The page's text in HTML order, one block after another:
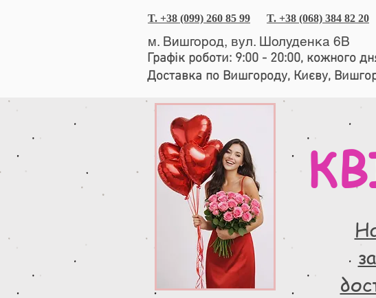
T. +38 (099) 260 85 99 T. +38 (068) 384 82 20
м. Вишгород, вул. Шолуденка 6В
Графік роботи: 9:00 - 20:00, кожного
Доставка по Вишгороду, Києву,